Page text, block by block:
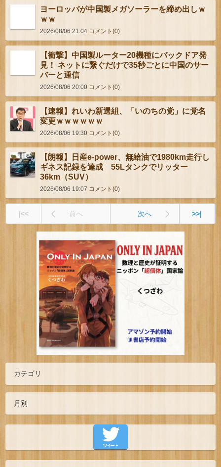
ヨーロッパが中国製メガソーラーを締め出しｗ
ｗｗ
2026/08/06 21:04 コメント(0)
【衝撃】中国製ルーター20機種にバックドア発
見！ ネットに繋ぐだけで35秒ごとに中国のサー
バーと通信
2026/08/06 20:00 コメント(0)
【速報】れいわ新選組、「いのちの党」に党名
変更ｗｗｗｗｗｗ
2026/08/06 19:30 コメント(0)
【朗報】日産e-power、無給油で1980km走行し
ギネス記録を達成 55Lタンクでリッター
36km（SUV）
2026/08/06 19:07 コメント(0)
|<< 前へ 次へ >>|